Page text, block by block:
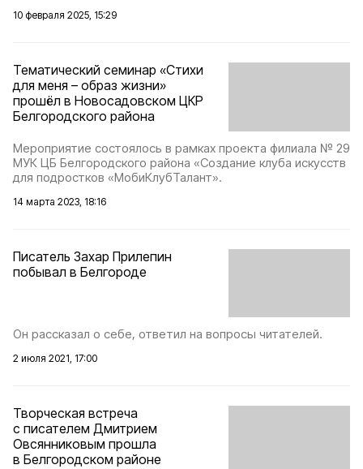
10 февраля 2025, 15:29
Тематический семинар «Стихи
для меня – образ жизни»
прошёл в Новосадовском ЦКР
Белгородского района
Мероприятие состоялось в рамках проекта филиала № 29
МУК ЦБ Белгородского района «Создание клуба искусств
для подростков «МобиКлубТалант».
14 марта 2023, 18:16
Писатель Захар Прилепин
побывал в Белгороде
Он рассказал о себе, ответил на вопросы читателей.
2 июля 2021, 17:00
Творческая встреча
с писателем Дмитрием
Овсянниковым прошла
в Белгородском районе